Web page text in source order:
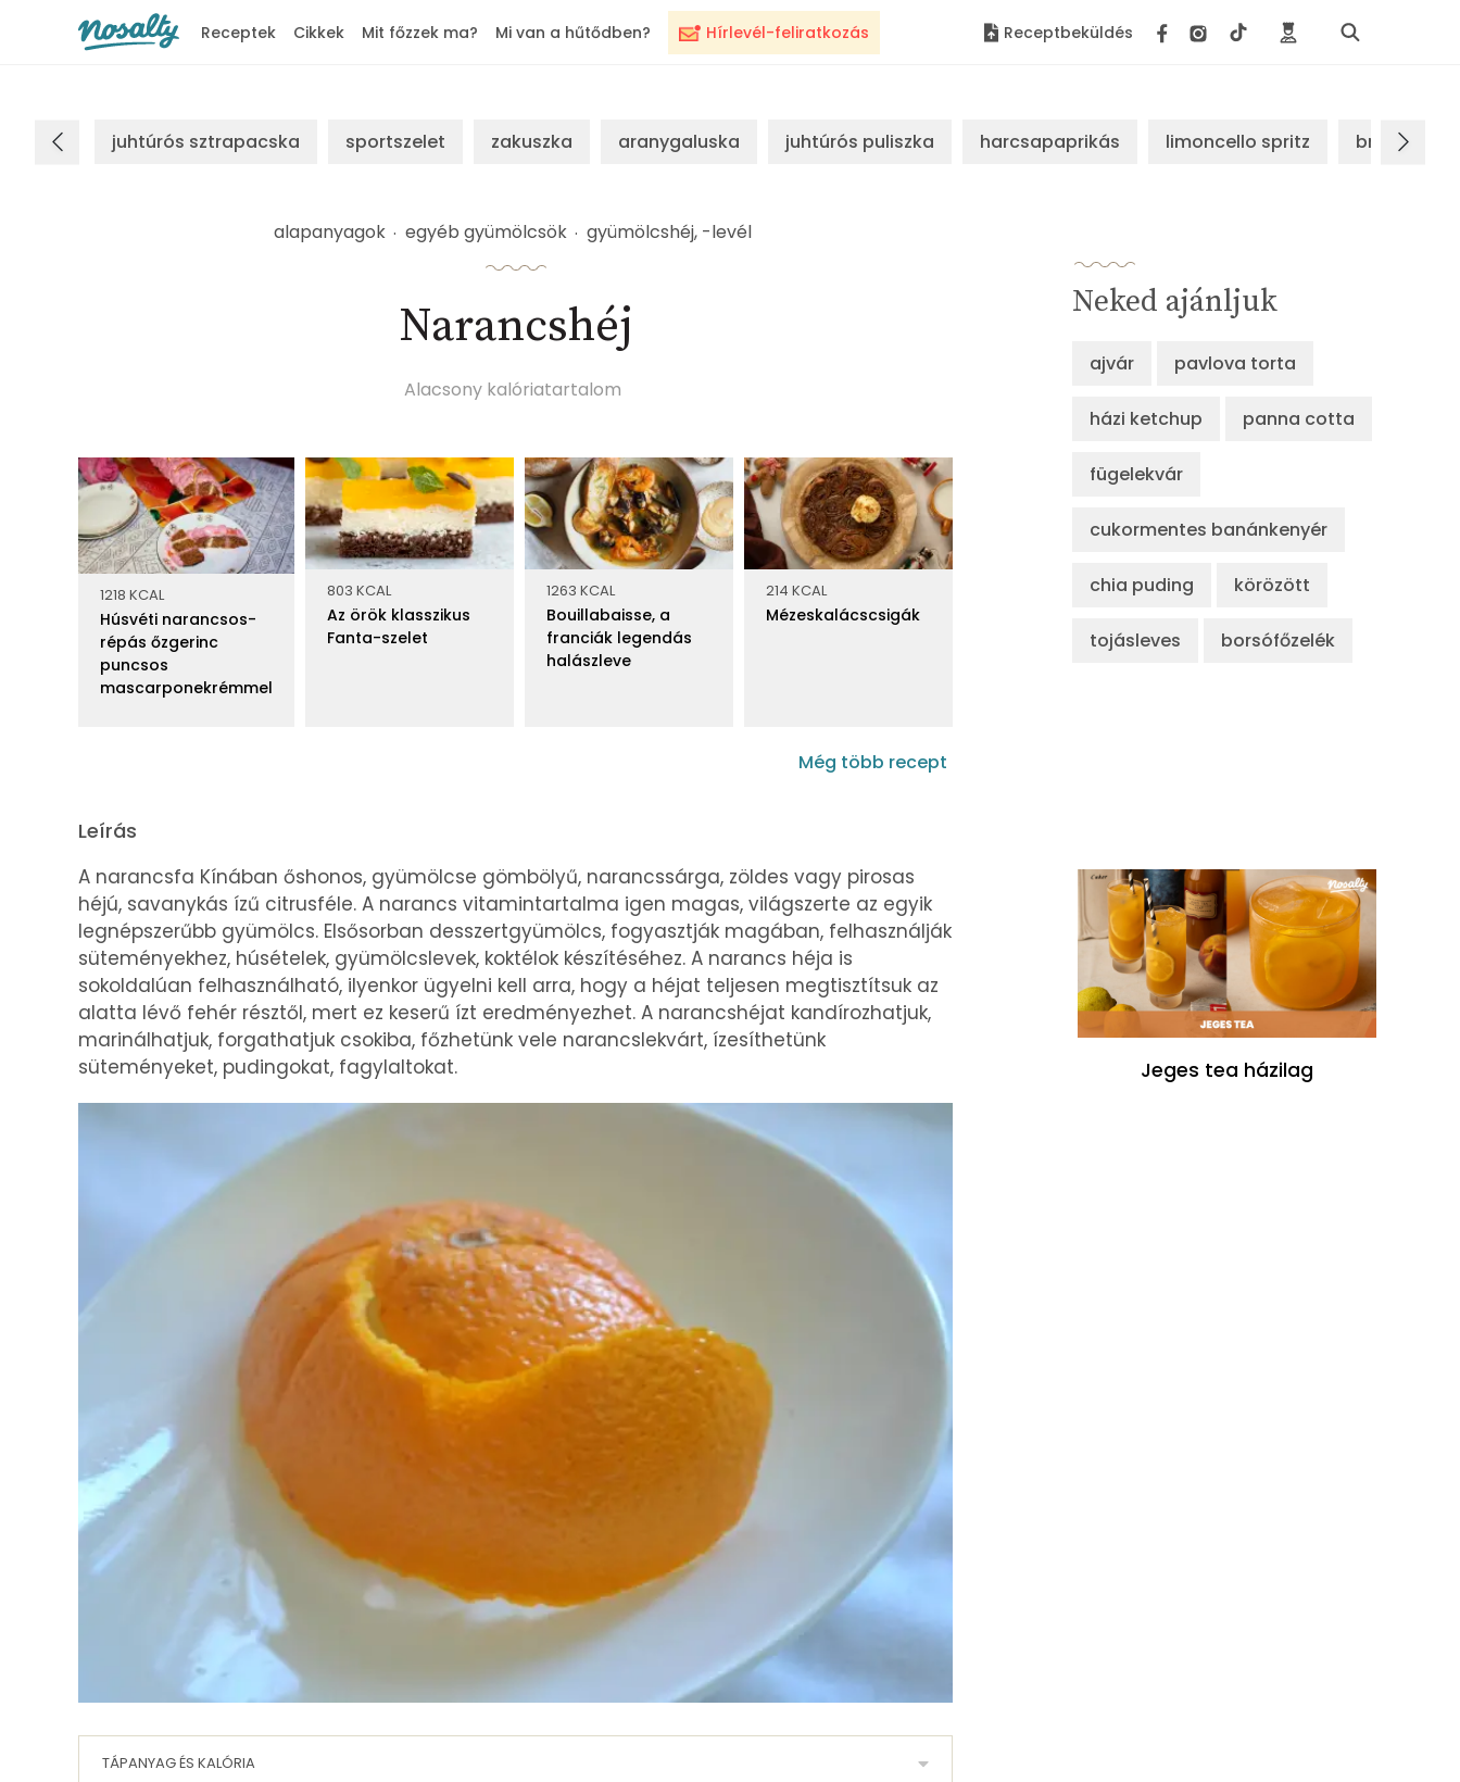
Hírlevél-feliratkozás
Receptek Cikkek Mit főzzek ma? Mi van a hűtődben? Receptbeküldés
juhtúrós sztrapacska sportszelet zakuszka aranygaluska juhtúrós puliszka harcsapaprikás limoncello spritz brassói
alapanyagok egyéb gyümölcsök gyümölcshéj, -levél
Narancshéj
Alacsony kalóriatartalom
1218 KCAL
Húsvéti narancsos-
répás őzgerinc
puncsos
mascarponekrémmel
803 KCAL
Az örök klasszikus
Fanta-szelet
1263 KCAL
Bouillabaisse, a
franciák legendás
halászleve
214 KCAL
Mézeskalácscsigák
Még több recept
Leírás
A narancsfa Kínában őshonos, gyümölcse gömbölyű, narancssárga, zöldes vagy pirosas
héjú, savanykás ízű citrusféle. A narancs vitamintartalma igen magas, világszerte az egyik
legnépszerűbb gyümölcs. Elsősorban desszertgyümölcs, fogyasztják magában, felhasználják
süteményekhez, húsételek, gyümölcslevek, koktélok készítéséhez. A narancs héja is
sokoldalúan felhasználható, ilyenkor ügyelni kell arra, hogy a héjat teljesen megtisztítsuk az
alatta lévő fehér résztől, mert ez keserű ízt eredményezhet. A narancshéjat kandírozhatjuk,
marinálhatjuk, forgathatjuk csokiba, főzhetünk vele narancslekvárt, ízesíthetünk
süteményeket, pudingokat, fagylaltokat.
TÁPANYAG ÉS KALÓRIA
Neked ajánljuk
ajvár pavlova torta
házi ketchup panna cotta
fügelekvár
cukormentes banánkenyér
chia puding körözött
tojásleves borsófőzelék
Jeges tea házilag